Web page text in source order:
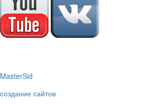
MasterSid
создание сайтов